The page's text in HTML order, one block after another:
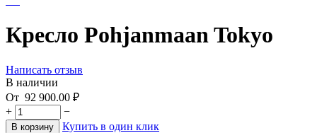
Кресло Pohjanmaan Tokyo
Написать отзыв
В наличии
От 92 900.00 ₽
+
−
В корзину
Купить в один клик